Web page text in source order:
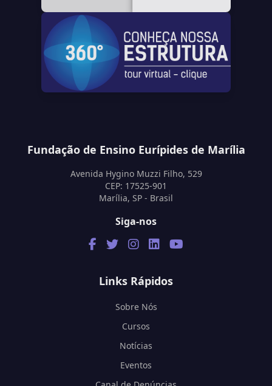
Fundação de Ensino Eurípides de Marília
Avenida Hygino Muzzi Filho, 529
CEP: 17525-901
Marília, SP - Brasil
Siga-nos
Links Rápidos
Sobre Nós
Cursos
Notícias
Eventos